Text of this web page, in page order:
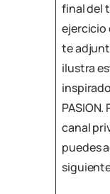
final del
ejercicio
te
ilustra
canal
puedes